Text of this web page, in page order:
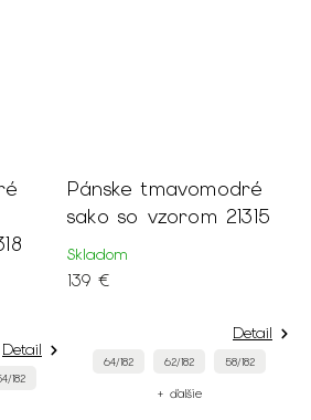
Detail
182
Pánske tmavomodré
sako so vzorom 21315
Skladom
139 €
Detail
64/182 62/182 58/182
+ ďalšie